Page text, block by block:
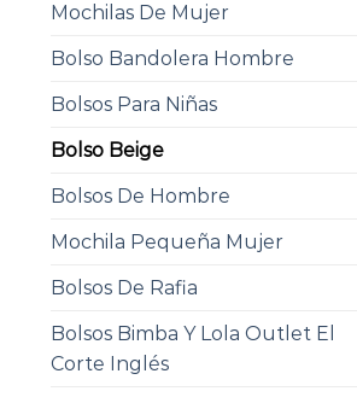
Mochilas De Mujer
Bolso Bandolera Hombre
Bolsos Para Niñas
Bolso Beige
Bolsos De Hombre
Mochila Pequeña Mujer
Bolsos De Rafia
Bolsos Bimba Y Lola Outlet El
Corte Inglés